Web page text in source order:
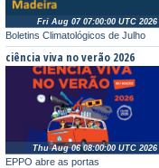
Boletins Climatológicos de Julho
Fri Aug 07 07:00:00 UTC 2026
ciência viva no verão 2026
EPPO abre as portas
Thu Aug 06 08:00:00 UTC 2026